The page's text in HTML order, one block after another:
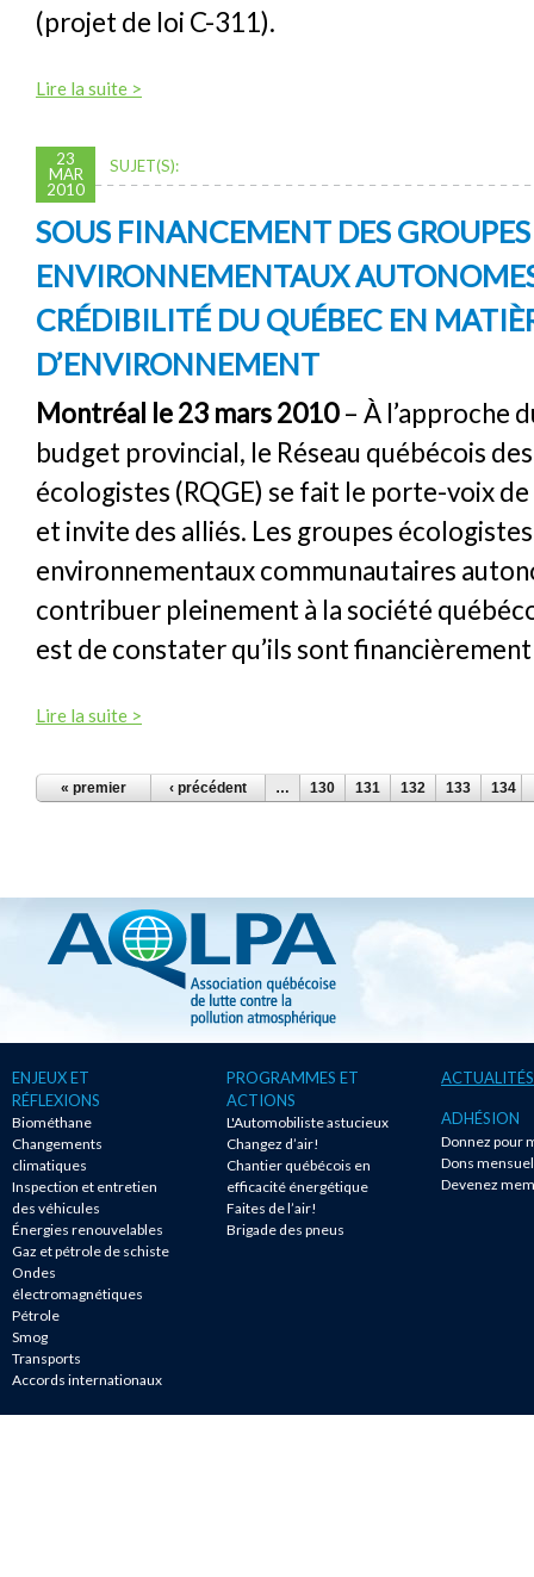
(projet de loi C-311).
Lire la suite >
23
MAR
2010
SUJET(S):
SOUS FINANCEMENT DES GROUPES
ENVIRONNEMENTAUX
CRÉDIBILITÉ DU QUÉBEC EN
D’ENVIRONNEMENT
Montréal le 23 mars 2010– À l’approche
budget provincial, le Réseau québécois
écologistes (RQGE) se fait le porte-voix
et invite des alliés. Les groupes
environnementaux communautaires
contribuer pleinement à la société
est de constater qu’ils sont
Lire la suite >
PAGES
« premier ‹ précédent … 130 131 132 133 134
ENJEUX ET
RÉFLEXIONS
Biométhane
Changements
climatiques
Inspection et entretien
des véhicules
Énergies renouvelables
Gaz et pétrole de schiste
Ondes
électromagnétiques
Pétrole
Smog
Transports
Accords internationaux
PROGRAMMES ET
ACTIONS
L'Automobiliste astucieux
Changez d’air!
Chantier québécois en
efficacité énergétique
Faites de l’air!
Brigade des pneus
ACTUALITÉS
ADHÉSION
Donnez pour
Dons
Devenez